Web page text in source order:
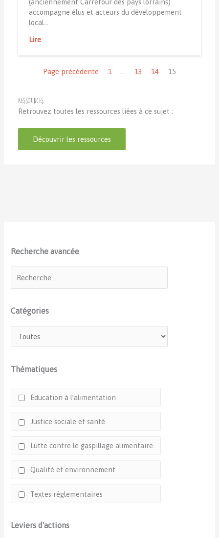
accompagne élus et acteurs du développement
local…
Lire
Page précédente
1 13 14 15
Ressources
Retrouvez toutes les ressources liées à ce sujet :
Découvrir les ressources
Recherche avancée
Catégories
Thématiques
Éducation à l’alimentation
Justice sociale et santé
Lutte contre le gaspillage alimentaire
Qualité et environnement
Textes réglementaires
Leviers d'actions